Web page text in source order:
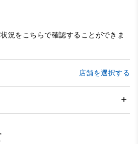
況をこちらで確認することができま
店舗を選択する